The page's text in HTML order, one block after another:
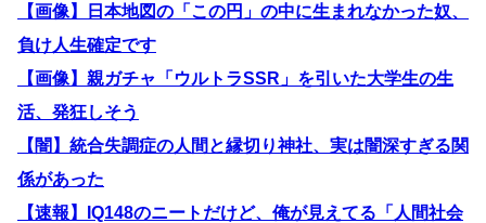
【画像】日本地図の「この円」の中に生まれなかった奴、
負け人生確定です
【画像】親ガチャ「ウルトラSSR」を引いた大学生の生
活、発狂しそう
【闇】統合失調症の人間と縁切り神社、実は闇深すぎる関
係があった
【速報】IQ148のニートだけど、俺が見えてる「人間社会